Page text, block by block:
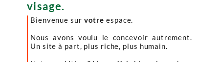
visage.
Bienvenue sur votreespace.
Nous avons voulu le concevoir autrement.
Un site à part, plus riche, plus humain.